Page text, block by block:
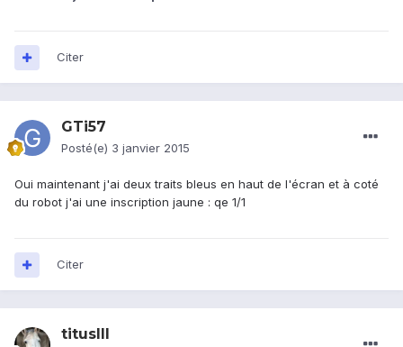
Citer
GTi57
Posté(e) 3 janvier 2015
Oui maintenant j'ai deux traits bleus en haut de l'écran et à coté
du robot j'ai une inscription jaune : qe 1/1
Citer
titusIII